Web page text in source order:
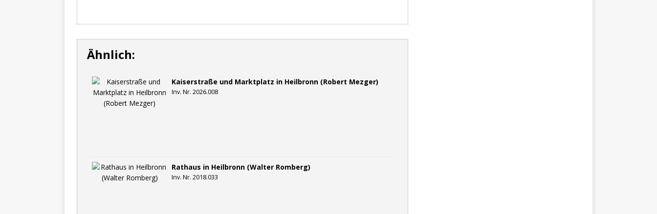
Ähnlich:
Kaiserstraße und Marktplatz in Heilbronn (Robert Mezger)
Inv. Nr. 2026.008
Rathaus in Heilbronn (Walter Romberg)
Inv. Nr. 2018.033